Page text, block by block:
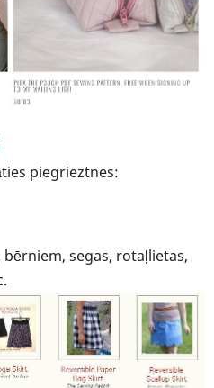
piegrieztnes:
segas, rotaļlietas,